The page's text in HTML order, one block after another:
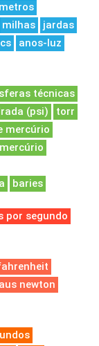
milhas
jardas
anos-luz
técnicas
(psi)
torr
mercúrio
baries
por segundo
newton